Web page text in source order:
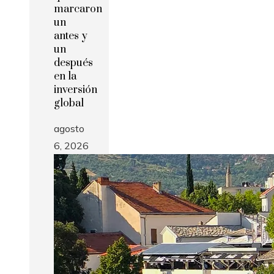
marcaron
un
antes y
un
después
en la
inversión
global
agosto
6, 2026